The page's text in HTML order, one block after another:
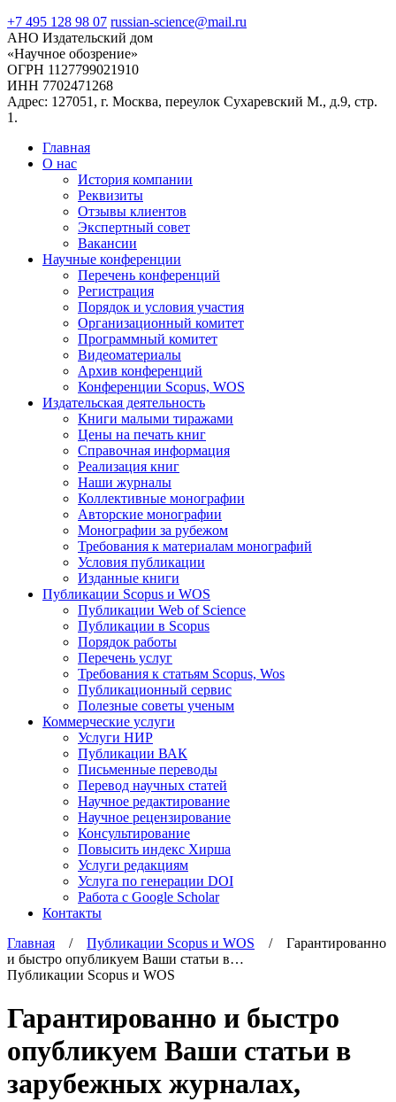
+7 495 128 98 07 russian-science@mail.ru
АНО Издательский дом
«Научное обозрение»
ОГРН 1127799021910
ИНН 7702471268
Адрес: 127051, г. Москва, переулок Сухаревский М., д.9, стр.
1.
Главная
О нас
История компании
Реквизиты
Отзывы клиентов
Экспертный совет
Вакансии
Научные конференции
Перечень конференций
Регистрация
Порядок и условия участия
Организационный комитет
Программный комитет
Видеоматериалы
Архив конференций
Конференции Scopus, WOS
Издательская деятельность
Книги малыми тиражами
Цены на печать книг
Справочная информация
Реализация книг
Наши журналы
Коллективные монографии
Авторские монографии
Монографии за рубежом
Требования к материалам монографий
Условия публикации
Изданные книги
Публикации Scopus и WOS
Публикации Web of Science
Публикации в Scopus
Порядок работы
Перечень услуг
Требования к статьям Scopus, Wos
Публикационный сервис
Полезные советы ученым
Коммерческие услуги
Услуги НИР
Публикации ВАК
Письменные переводы
Перевод научных статей
Научное редактирование
Научное рецензирование
Консультирование
Повысить индекс Хирша
Услуги редакциям
Услуга по генерации DOI
Работа с Google Scholar
Контакты
Главная / Публикации Scopus и WOS / Гарантированно
и быстро опубликуем Ваши статьи в…
Публикации Scopus и WOS
Гарантированно и быстро
опубликуем Ваши статьи в
зарубежных журналах,